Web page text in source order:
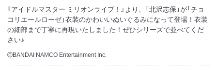
『アイドルマスター ミリオンライブ！』より、「北沢志保」が「チョ
コリエールローゼ」衣装のかわいいぬいぐるみになって登場！衣装
の細部まで丁寧に再現いたしました！ぜひシリーズで並べてくだ
さい♪
©BANDAI NAMCO Entertainment Inc.